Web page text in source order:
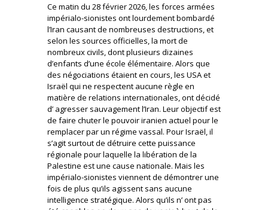
Ce matin du 28 février 2026, les forces armées
impérialo-sionistes ont lourdement bombardé
l’Iran causant de nombreuses destructions, et
selon les sources officielles, la mort de
nombreux civils, dont plusieurs dizaines
d’enfants d’une école élémentaire. Alors que
des négociations étaient en cours, les USA et
Israël qui ne respectent aucune règle en
matière de relations internationales, ont décidé
d’ agresser sauvagement l’Iran. Leur objectif est
de faire chuter le pouvoir iranien actuel pour le
remplacer par un régime vassal. Pour Israël, il
s’agit surtout de détruire cette puissance
régionale pour laquelle la libération de la
Palestine est une cause nationale. Mais les
impérialo-sionistes viennent de démontrer une
fois de plus qu’ils agissent sans aucune
intelligence stratégique. Alors qu’ils n’ ont pas